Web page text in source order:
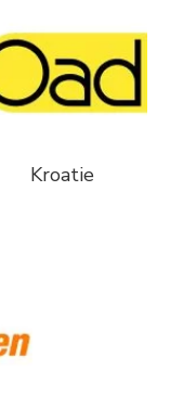
Kroatie